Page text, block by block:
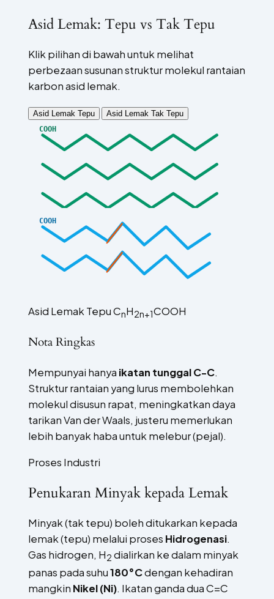
Asid Lemak: Tepu vs Tak Tepu
Klik pilihan di bawah untuk melihat
perbezaan susunan struktur molekul rantaian
karbon asid lemak.
Asid Lemak Tepu Asid Lemak Tak Tepu
COOH
COOH
Asid Lemak TepuCnH2n+1COOH
Nota Ringkas
Mempunyai hanya ikatan tunggal C-C.
Struktur rantaian yang lurus membolehkan
molekul disusun rapat, meningkatkan daya
tarikan Van der Waals, justeru memerlukan
lebih banyak haba untuk melebur (pejal).
Proses Industri
Penukaran Minyak kepada Lemak
Minyak (tak tepu) boleh ditukarkan kepada
lemak (tepu) melalui proses Hidrogenasi.
Gas hidrogen, H2 dialirkan ke dalam minyak
panas pada suhu180°Cdengan kehadiran
mangkin Nikel (Ni). Ikatan ganda dua C=C